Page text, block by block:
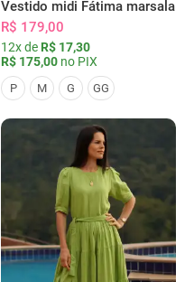
Vestido midi Fátima marsala
R$ 179,00
12x de R$ 17,30
R$ 175,00 no PIX
P M G GG